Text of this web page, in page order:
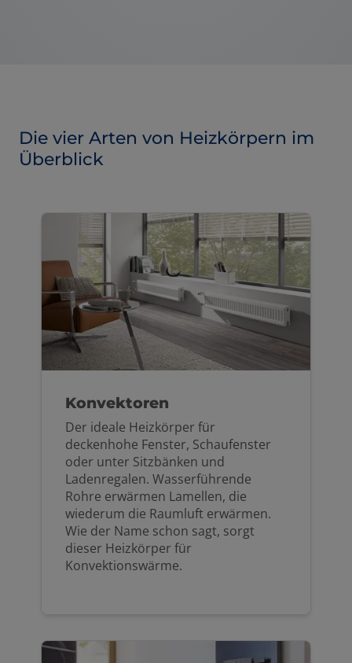
Die vier Arten von Heizkörpern im
Überblick
Konvektoren
Der ideale Heizkörper für
deckenhohe Fenster, Schaufenster
oder unter Sitzbänken und
Ladenregalen. Wasserführende
Rohre erwärmen Lamellen, die
wiederum die Raumluft erwärmen.
Wie der Name schon sagt, sorgt
dieser Heizkörper für
Konvektionswärme.